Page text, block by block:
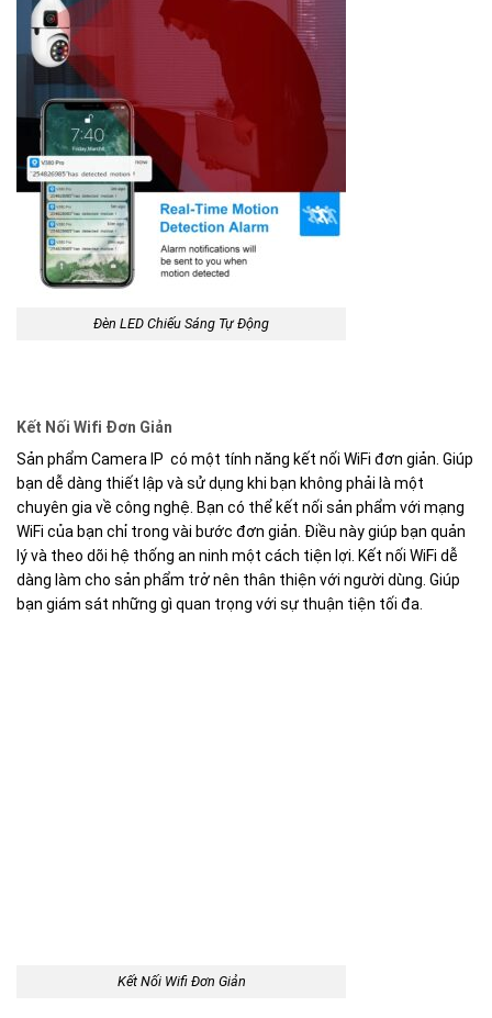
Đèn LED Chiếu Sáng Tự Động
Kết Nối Wifi Đơn Giản
Sản phẩm Camera IP có một tính năng kết nối WiFi đơn giản. Giúp
bạn dễ dàng thiết lập và sử dụng khi bạn không phải là một
chuyên gia về công nghệ. Bạn có thể kết nối sản phẩm với mạng
WiFi của bạn chỉ trong vài bước đơn giản. Điều này giúp bạn quản
lý và theo dõi hệ thống an ninh một cách tiện lợi. Kết nối WiFi dễ
dàng làm cho sản phẩm trở nên thân thiện với người dùng. Giúp
bạn giám sát những gì quan trọng với sự thuận tiện tối đa.
Kết Nối Wifi Đơn Giản